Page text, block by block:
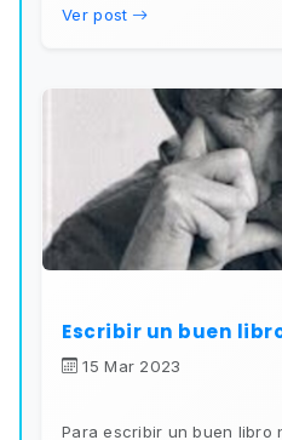
Ver post
Escribir un buen
15 Mar 2023
Para escribir un buen libro